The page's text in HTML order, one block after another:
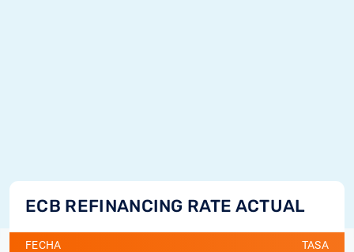
ECB REFINANCING RATE ACTUAL
FECHA TASA